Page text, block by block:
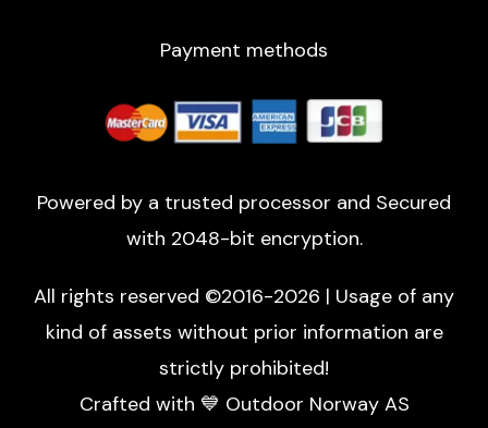
Payment methods
Powered by a trusted processor and Secured
with 2048-bit encryption.
All rights reserved ©2016-2026 | Usage of any
kind of assets without prior information are
strictly prohibited!
Crafted with 💙 Outdoor Norway AS